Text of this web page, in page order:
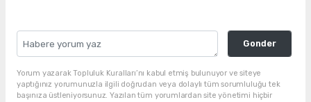
Gonder
Yorum yazarak Topluluk Kuralları’nı kabul etmiş bulunuyor ve siteye
yaptığınız yorumunuzla ilgili doğrudan veya dolaylı tüm sorumluluğu tek
başınıza üstleniyorsunuz. Yazılan tüm yorumlardan site yönetimi hiçbir